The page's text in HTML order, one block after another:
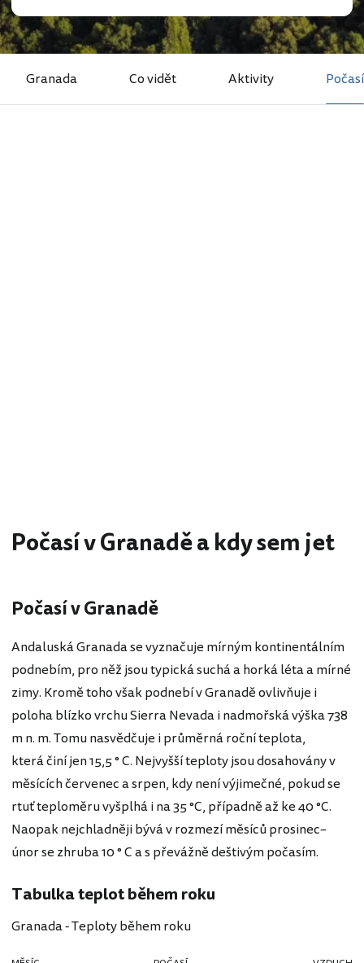
Granada Co vidět Aktivity Počasí
Počasí v Granadě a kdy sem jet
Počasí v Granadě
Andaluská Granada se vyznačuje mírným kontinentálním
podnebím, pro něž jsou typická suchá a horká léta a mírné
zimy. Kromě toho však podnebí v Granadě ovlivňuje i
poloha blízko vrchu Sierra Nevada i nadmořská výška 738
m n. m. Tomu nasvědčuje i průměrná roční teplota,
která činí jen 15,5 ° C. Nejvyšší teploty jsou dosahovány v
měsících červenec a srpen, kdy není výjimečné, pokud se
rtuť teploměru vyšplhá i na 35 °C, případně až ke 40 °C.
Naopak nejchladněji bývá v rozmezí měsíců prosinec–
únor se zhruba 10 ° C a s převážně deštivým počasím.
Tabulka teplot během roku
Granada - Teploty během roku